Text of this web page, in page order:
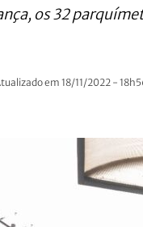
os 32
em 18/11/2022 -